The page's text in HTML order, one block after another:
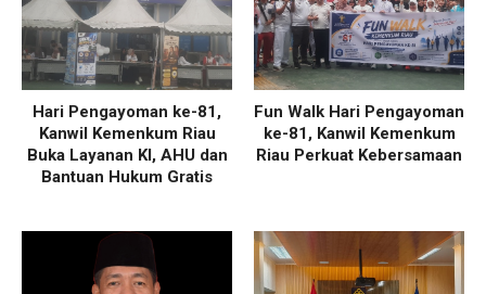
Hari Pengayoman ke-81,
Kanwil Kemenkum Riau
Buka Layanan KI, AHU dan
Bantuan Hukum Gratis
Fun Walk Hari Pengayoman
ke-81, Kanwil Kemenkum
Riau Perkuat Kebersamaan